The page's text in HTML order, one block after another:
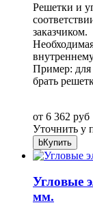
Решетки и
заказчиком.
Пример: для
брать
от 6 362 руб
Уточнить у
bКупить
Угловые
мм.